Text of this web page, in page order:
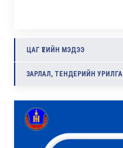
ЦАГ ҮЕИЙН МЭДЭЭ
ЗАРЛАЛ, ТЕНДЕРИЙН УРИЛГА